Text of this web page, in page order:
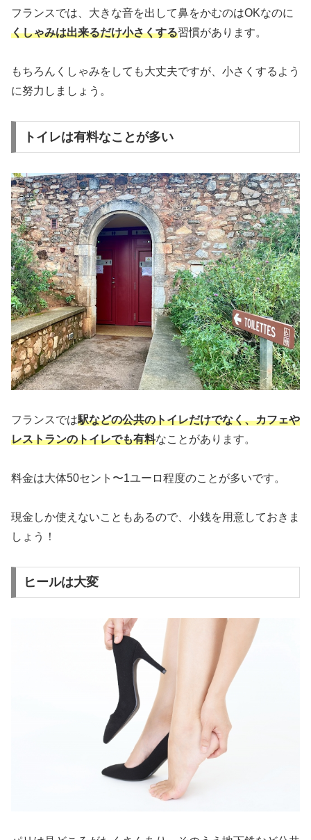
フランスでは、大きな音を出して鼻をかむのはOKなのに
くしゃみは出来るだけ小さくする習慣があります。
もちろんくしゃみをしても大丈夫ですが、小さくするよう
に努力しましょう。
トイレは有料なことが多い
フランスでは駅などの公共のトイレだけでなく、カフェや
レストランのトイレでも有料なことがあります。
料金は大体50セント〜1ユーロ程度のことが多いです。
現金しか使えないこともあるので、小銭を用意しておきま
しょう！
ヒールは大変